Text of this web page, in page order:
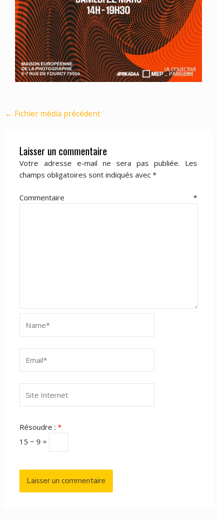
← Fichier média précédent
Laisser un commentaire
Votre adresse e-mail ne sera pas publiée.
Les
champs obligatoires sont indiqués avec*
Commentaire*
Internet
Résoudre :*
15 − 9 =